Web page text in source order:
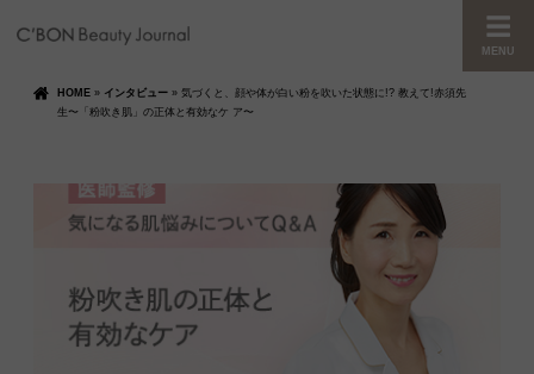
MENU
HOME » インタビュー » 気づくと、顔や体が白い粉を吹いた状態に!? 教えて!赤須先
生〜「粉吹き肌」の正体と有効なケ ア〜